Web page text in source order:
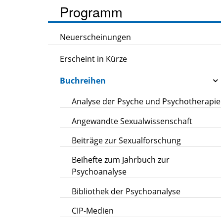
Programm
Neuerscheinungen
Erscheint in Kürze
Buchreihen
Analyse der Psyche und Psychotherapie
Angewandte Sexualwissenschaft
Beiträge zur Sexualforschung
Beihefte zum Jahrbuch zur
Psychoanalyse
Bibliothek der Psychoanalyse
CIP-Medien